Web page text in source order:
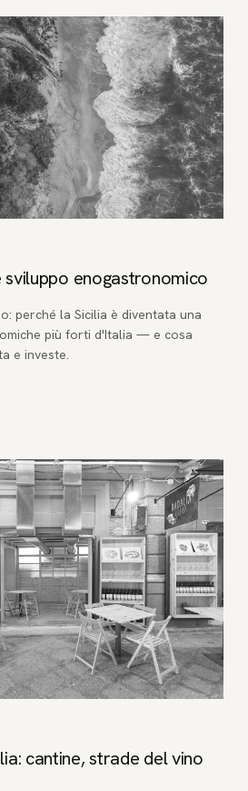
enogastronomico
perché la Sicilia è diventata una
più forti d'Italia — e cosa
e investe.
cantine, strade del vino